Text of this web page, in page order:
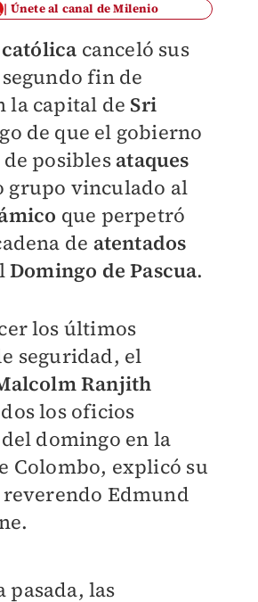
Únete al canal de Milenio
canceló sus
fin de
la capital de Sri
de que el gobierno
posibles ataques
grupo vinculado al
que perpetró
de atentados
Domingo de Pascua.
los últimos
seguridad, el
Ranjith
los oficios
domingo en la
Colombo, explicó su
Edmund
pasada, las